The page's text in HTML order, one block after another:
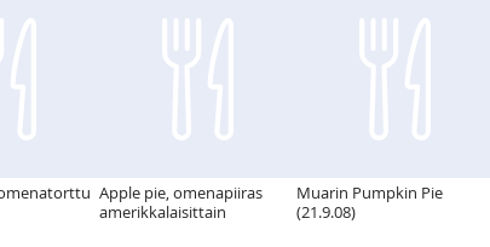
Apple pie, omenapiiras
amerikkalaisittain
Muarin Pumpkin Pie
(21.9.08)